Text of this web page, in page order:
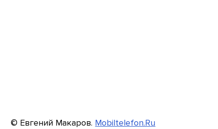
© Евгений Макаров. Mobiltelefon.Ru